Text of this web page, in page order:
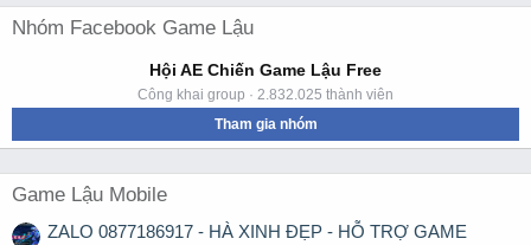
Nhóm Facebook Game Lậu
Hội AE Chiến Game Lậu Free
Công khai group · 2.832.025 thành viên
Tham gia nhóm
Game Lậu Mobile
ZALO 0877186917 - HÀ XINH ĐẸP - HỖ TRỢ GAME